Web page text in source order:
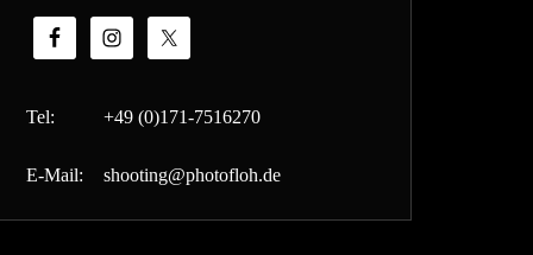
Tel: +49 (0)171-7516270
E-Mail: shooting@photofloh.de